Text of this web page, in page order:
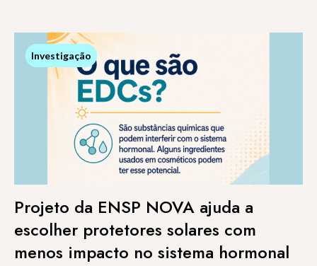
Investigação
Investigação
Projeto da ENSP NOVA ajuda a
escolher protetores solares com
menos impacto no sistema hormonal